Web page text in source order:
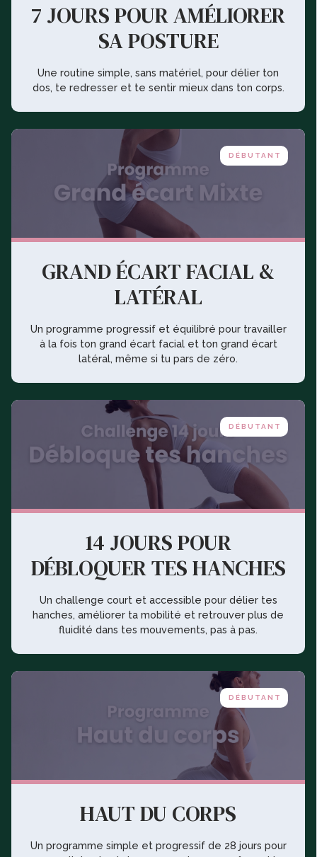
7 JOURS POUR AMÉLIORER
SA POSTURE
Une routine simple, sans matériel, pour délier ton
dos, te redresser et te sentir mieux dans ton corps.
DÉBUTANT
GRAND ÉCART FACIAL &
LATÉRAL
Un programme progressif et équilibré pour travailler
à la fois ton grand écart facial et ton grand écart
latéral, même si tu pars de zéro.
DÉBUTANT
14 JOURS POUR
DÉBLOQUER TES HANCHES
Un challenge court et accessible pour délier tes
hanches, améliorer ta mobilité et retrouver plus de
fluidité dans tes mouvements, pas à pas.
DÉBUTANT
HAUT DU CORPS
Un programme simple et progressif de 28 jours pour